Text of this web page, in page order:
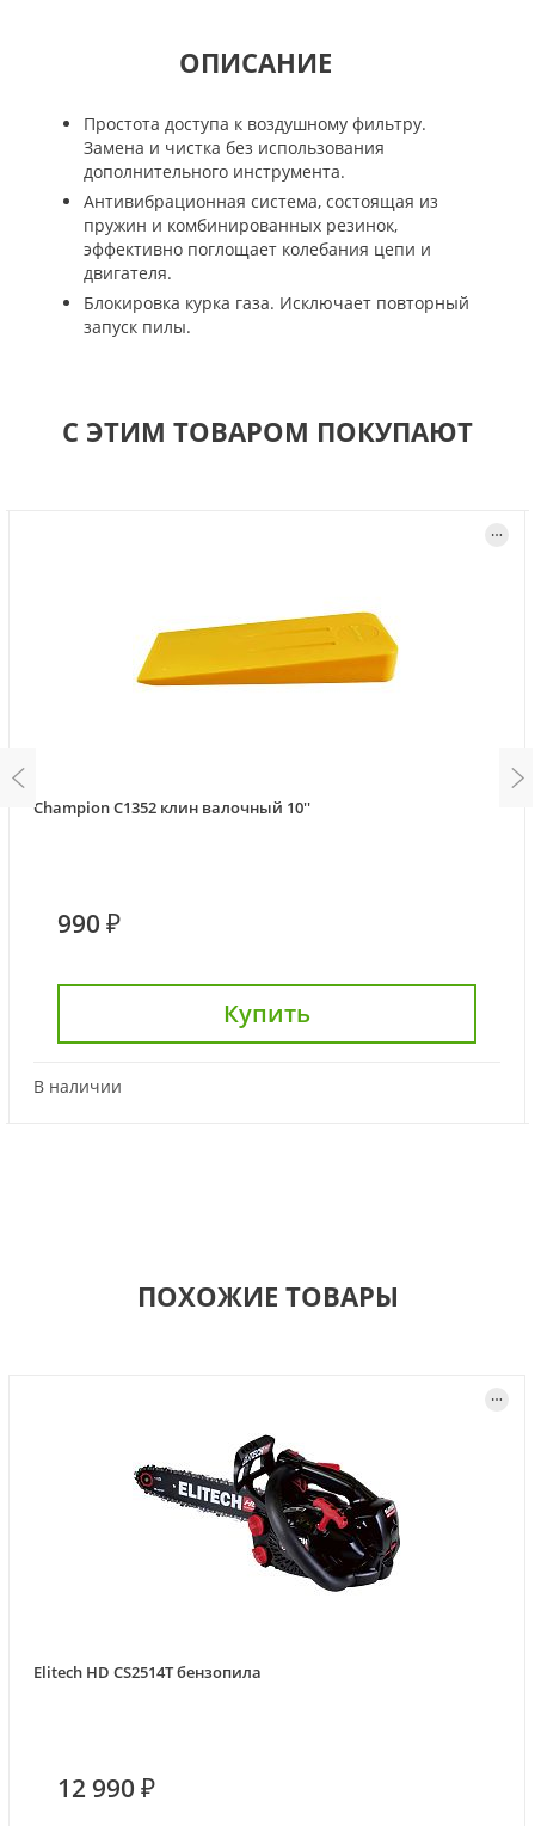
ОПИСАНИЕ
Простота доступа к воздушному фильтру.
Замена и чистка без использования
дополнительного инструмента.
Антивибрационная система, состоящая из
пружин и комбинированных резинок,
эффективно поглощает колебания цепи и
двигателя.
Блокировка курка газа. Исключает повторный
запуск пилы.
С ЭТИМ ТОВАРОМ ПОКУПАЮТ
Champion C1352 клин валочный 10''
990 ₽
Купить
В наличии
ПОХОЖИЕ ТОВАРЫ
Elitech HD CS2514T бензопила
12 990 ₽